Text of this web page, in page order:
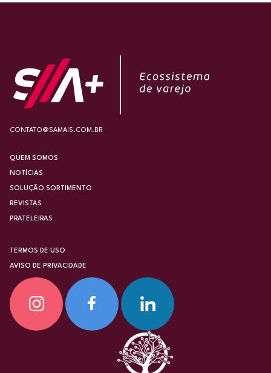
CONTATO@SAMAIS.COM.BR
QUEM SOMOS
NOTÍCIAS
SOLUÇÃO SORTIMENTO
REVISTAS
PRATELEIRAS
TERMOS DE USO
AVISO DE PRIVACIDADE